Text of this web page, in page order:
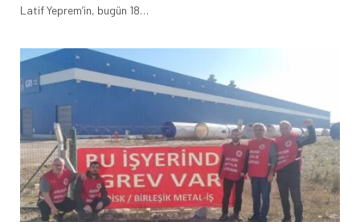
Latif Yeprem’in, bugün 18…